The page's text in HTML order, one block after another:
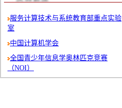
服务计算技术与系统教育部重点实验
室
中国计算机学会
全国青少年信息学奥林匹克竞赛
（NOI）